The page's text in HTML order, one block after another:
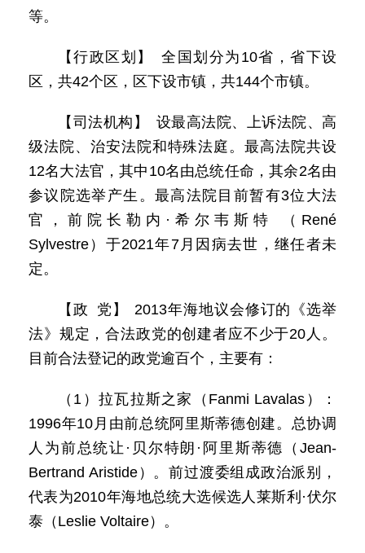
等。
【行政区划】 全国划分为10省，省下设
区，共42个区，区下设市镇，共144个市镇。
【司法机构】 设最高法院、上诉法院、高
级法院、治安法院和特殊法庭。最高法院共设
12名大法官，其中10名由总统任命，其余2名由
参议院选举产生。最高法院目前暂有3位大法
官，前院长勒内·希尔韦斯特 （René
Sylvestre）于2021年7月因病去世，继任者未
定。
【政 党】 2013年海地议会修订的《选举
法》规定，合法政党的创建者应不少于20人。
目前合法登记的政党逾百个，主要有：
（1）拉瓦拉斯之家（Fanmi Lavalas）：
1996年10月由前总统阿里斯蒂德创建。总协调
人为前总统让·贝尔特朗·阿里斯蒂德（Jean-
Bertrand Aristide）。前过渡委组成政治派别，
代表为2010年海地总统大选候选人莱斯利·伏尔
泰（Leslie Voltaire）。